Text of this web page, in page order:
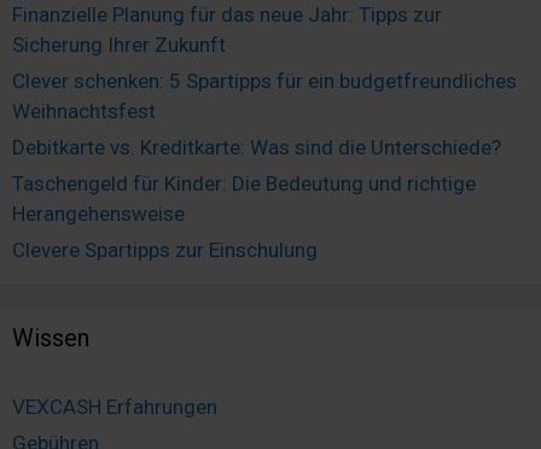
Finanzielle Planung für das neue Jahr: Tipps zur
Sicherung Ihrer Zukunft
Clever schenken: 5 Spartipps für ein budgetfreundliches
Weihnachtsfest
Debitkarte vs. Kreditkarte: Was sind die Unterschiede?
Taschengeld für Kinder: Die Bedeutung und richtige
Herangehensweise
Clevere Spartipps zur Einschulung
Wissen
VEXCASH Erfahrungen
Gebühren